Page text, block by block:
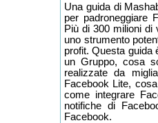
Una guida di
per padroneggiare
Più di 300 milioni di
uno strumento
profit. Questa guida
un Gruppo, cosa
realizzate da
Facebook Lite,
come integrare
notifiche di
Facebook.